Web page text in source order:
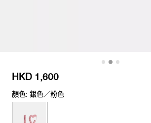
HKD 1,600
顏色: 銀色／粉色